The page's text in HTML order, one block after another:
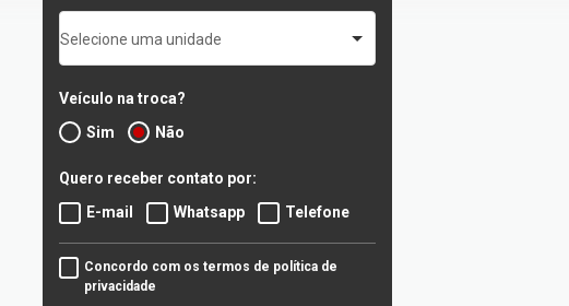
Selecione uma unidade
Veículo na troca?
Sim
Não
Quero receber contato por:
E-mail
Whatsapp Telefone
Concordo com os termos de política de
privacidade